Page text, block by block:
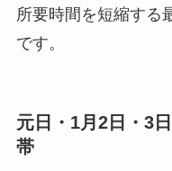
所要時間を短縮する
です。
元日・1月2日・3
帯